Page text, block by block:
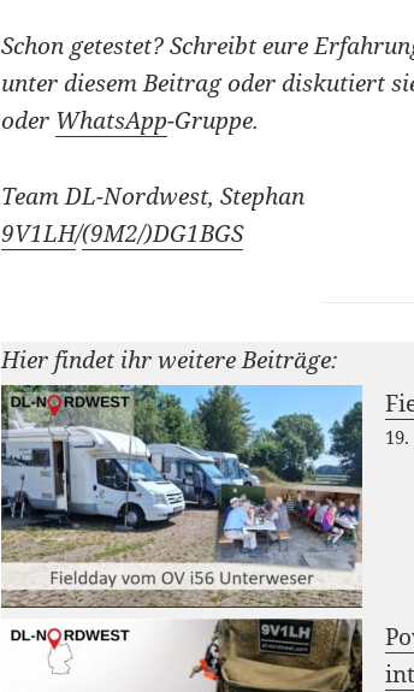
Schon getestet?Schreibt eure
unter diesem Beitrag oder diskutiert
oder WhatsApp-Gruppe.
Team DL-Nordwest, Stephan
9V1LH/(9M2/)DG1BGS
Hier findet ihr weitere Beiträge: